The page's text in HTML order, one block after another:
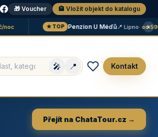
🎁 Voucher 🏨 Vložit objekt do katalogu
★ TOP Penzion U Méďů📍 Lipno · od 590×
🎤 📍 Kontakt
Přejít na ChataTour.cz →